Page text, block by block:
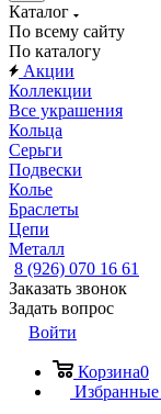
Каталог
По всему сайту
По каталогу
Акции
Коллекции
Все украшения
Кольца
Серьги
Подвески
Колье
Браслеты
Цепи
Металл
8 (926) 070 16 61
Заказать звонок
Задать вопрос
Войти
Корзина0